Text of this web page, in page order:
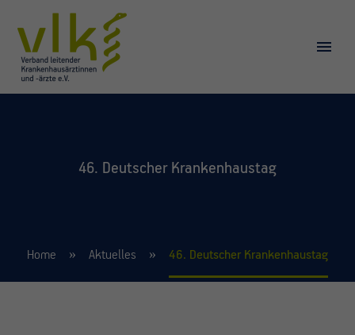
46. Deutscher Krankenhaustag
Home Aktuelles 46. Deutscher Krankenhaustag